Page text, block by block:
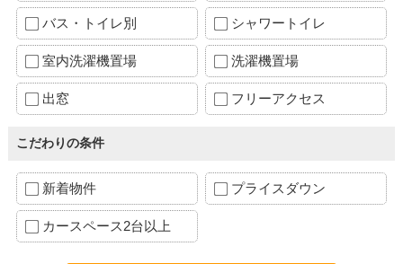
バス・トイレ別 シャワートイレ
室内洗濯機置場 洗濯機置場
出窓 フリーアクセス
こだわりの条件
新着物件 プライスダウン
カースペース2台以上